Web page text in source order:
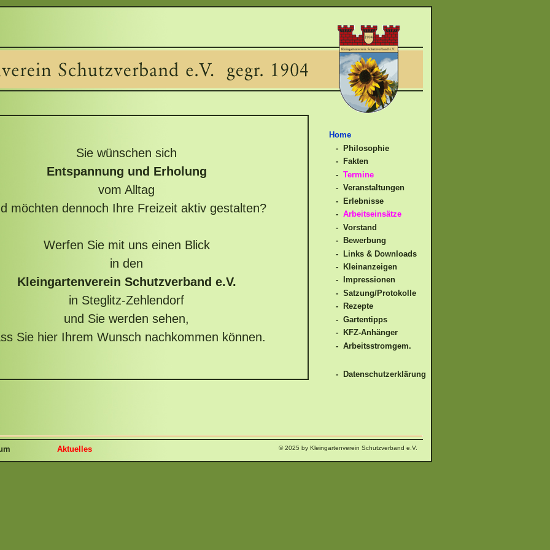
Sie wünschen sich
Entspannung und Erholung
vom Alltag
möchten dennoch Ihre Freizeit aktiv gestalten?
Werfen Sie mit uns einen Blick
in den
Kleingartenverein Schutzverband e.V.
in Steglitz-Zehlendorf
und Sie werden sehen,
Sie hier Ihrem Wunsch nachkommen können.
Home
- Philosophie
- Fakten
- Termine
- Veranstaltungen
- Erlebnisse
- Arbeitseinsätze
- Vorstand
- Bewerbung
- Links & Downloads
- Kleinanzeigen
- Impressionen
- Satzung/Protokolle
- Rezepte
- Gartentipps
- KFZ-Anhänger
- Arbeitsstromgem.
- Datenschutzerklärung
Aktuelles © 2025 by Kleingartenverein Schutzverband e.V.